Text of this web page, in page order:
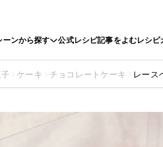
ーンから探す 公式レシピ記事をよむレシピ
ケーキ チョコレートケーキ レース